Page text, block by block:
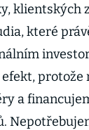
klientských
které
protože
a